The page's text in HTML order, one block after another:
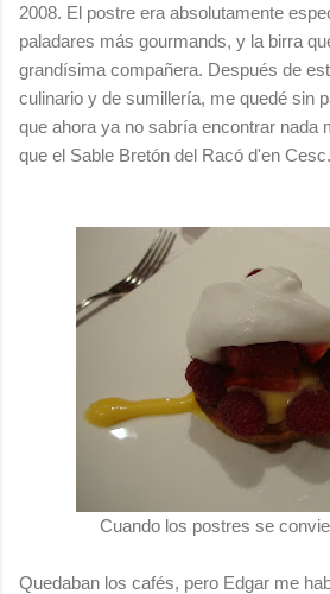
2008. El postre era absolutamente
paladares más gourmands, y la birra
grandísima compañera. Después de
culinario y de sumillería, me quedé sin
que ahora ya no sabría encontrar nada
que el Sable Bretón del Racó d'en Cesc.
Cuando los postres se
Quedaban los cafés, pero Edgar me